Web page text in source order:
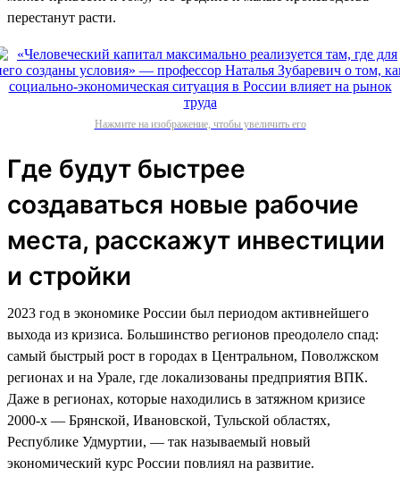
перестанут расти.
Нажмите на изображение, чтобы увеличить его
Где будут быстрее
создаваться новые рабочие
места, расскажут инвестиции
и стройки
2023 год в экономике России был периодом активнейшего
выхода из кризиса. Большинство регионов преодолело спад:
самый быстрый рост в городах в Центральном, Поволжском
регионах и на Урале, где локализованы предприятия ВПК.
Даже в регионах, которые находились в затяжном кризисе
2000-х — Брянской, Ивановской, Тульской областях,
Республике Удмуртии, — так называемый новый
экономический курс России повлиял на развитие.